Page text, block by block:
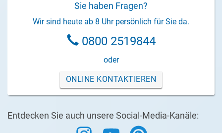
Sie haben Fragen?
Wir sind heute ab 8 Uhr persönlich für Sie da.
0800 2519844
oder
ONLINE KONTAKTIEREN
Entdecken Sie auch unsere Social-Media-Kanäle: